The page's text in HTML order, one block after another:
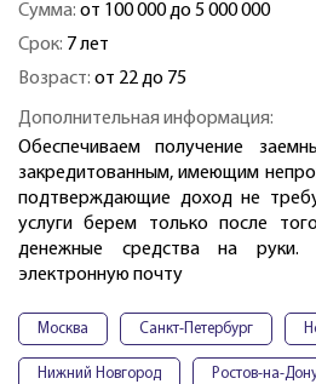
Сумма: от 100 000 до 5 000 000
Срок: 7 лет
Возраст: от 22 до 75
Дополнительная информация:
Обеспечиваем получение
закредитованным, имеющим
подтверждающие доход не
услуги берем только после
денежные средства на руки.
электронную почту
Москва Санкт-Петербург
Нижний Новгород Ростов-на-